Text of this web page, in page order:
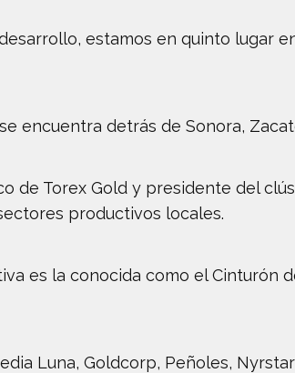
estamos en quinto lugar
encuentra detrás de Sonora,
de Torex Gold y presidente del
productivos locales.
es la conocida como el Cinturón
Luna, Goldcorp, Peñoles,